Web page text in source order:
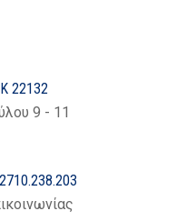
22132
9 - 11